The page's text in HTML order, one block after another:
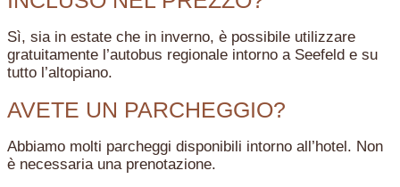
Sì, sia in estate che in inverno, è possibile utilizzare
gratuitamente l’autobus regionale intorno a Seefeld e su
tutto l’altopiano.
AVETE UN PARCHEGGIO?
Abbiamo molti parcheggi disponibili intorno all’hotel. Non
è necessaria una prenotazione.